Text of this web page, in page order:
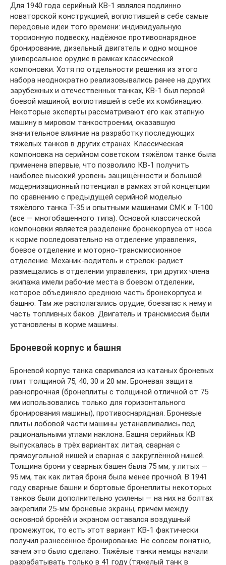
Для 1940 года серийный КВ-1 являлся подлинно
новаторской конструкцией, воплотившей в себе самые
передовые идеи того времени: индивидуальную
торсионную подвеску, надёжное противоснарядное
бронирование, дизельный двигатель и одно мощное
универсальное орудие в рамках классической
компоновки. Хотя по отдельности решения из этого
набора неоднократно реализовывались ранее на других
зарубежных и отечественных танках, КВ-1 был первой
боевой машиной, воплотившей в себе их комбинацию.
Некоторые эксперты рассматривают его как этапную
машину в мировом танкостроении, оказавшую
значительное влияние на разработку последующих
тяжёлых танков в других странах. Классическая
компоновка на серийном советском тяжёлом танке была
применена впервые, что позволило КВ-1 получить
наиболее высокий уровень защищённости и большой
модернизационный потенциал в рамках этой концепции
по сравнению с предыдущей серийной моделью
тяжёлого танка Т-35 и опытными машинами СМК и Т-100
(все — многобашенного типа). Основой классической
компоновки является разделение бронекорпуса от носа
к корме последовательно на отделение управления,
боевое отделение и моторно-трансмиссионное
отделение. Механик-водитель и стрелок-радист
размещались в отделении управления, три других члена
экипажа имели рабочие места в боевом отделении,
которое объединяло среднюю часть бронекорпуса и
башню. Там же располагались орудие, боезапас к нему и
часть топливных баков. Двигатель и трансмиссия были
установлены в корме машины.
Броневой корпус и башня
Броневой корпус танка сваривался из катаных броневых
плит толщиной 75, 40, 30 и 20 мм. Броневая защита
равнопрочная (бронеплиты с толщиной отличной от 75
мм использовались только для горизонтального
бронирования машины), противоснарядная. Броневые
плиты лобовой части машины устанавливались под
рациональными углами наклона. Башня серийных КВ
выпускалась в трёх вариантах: литая, сварная с
прямоугольной нишей и сварная с закруглённой нишей.
Толщина брони у сварных башен была 75 мм, у литых —
95 мм, так как литая броня была менее прочной. В 1941
году сварные башни и бортовые бронеплиты некоторых
танков были дополнительно усилены — на них на болтах
закрепили 25-мм броневые экраны, причём между
основной бронёй и экраном оставался воздушный
промежуток, то есть этот вариант КВ-1 фактически
получил разнесённое бронирование. Не совсем понятно,
зачем это было сделано. Тяжёлые танки немцы начали
разрабатывать только в 41 году (тяжелый танк в